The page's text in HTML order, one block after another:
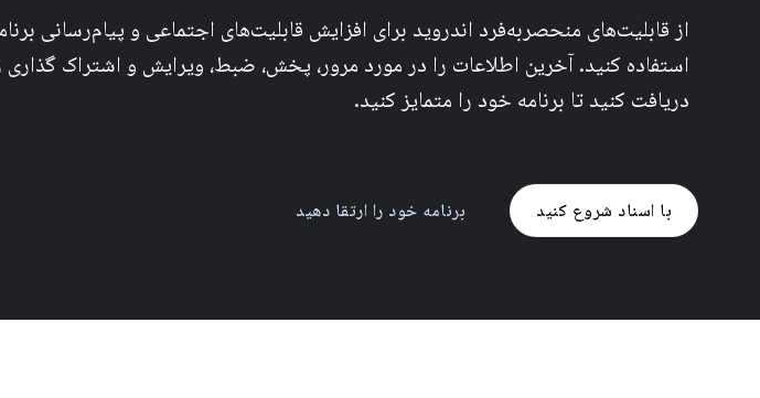
از قابلیت‌های منحصربه‌فرد اندروید برای افزایش قابلیت‌های اجتماعی و پیام‌رسانی
استفاده کنید. آخرین اطلاعات را در مورد مرور، پخش، ضبط، ویرایش و اشتراک گذاری
دریافت کنید تا برنامه خود را متمایز کنید.
با اسناد شروع کنید برنامه خود را ارتقا دهید